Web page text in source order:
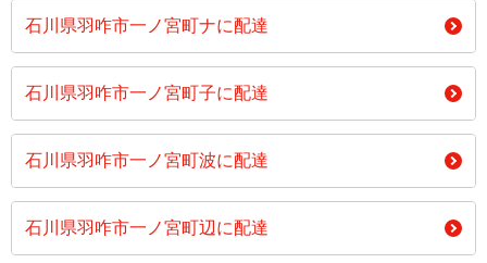
石川県羽咋市一ノ宮町ナに配達
石川県羽咋市一ノ宮町子に配達
石川県羽咋市一ノ宮町波に配達
石川県羽咋市一ノ宮町辺に配達